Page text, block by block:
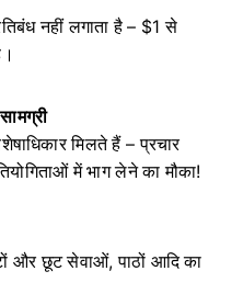
नहीं लगाता है – $1 से
मिलते हैं – प्रचार
में भाग लेने का मौका!
और छूट सेवाओं, पाठों आदि का